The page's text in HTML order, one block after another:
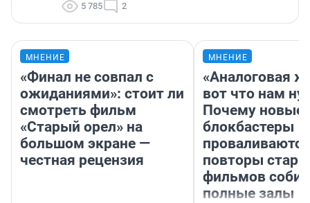
5 785 2
МНЕНИЕ
«Финал не совпал с
ожиданиями»: стоит ли
смотреть фильм
«Старый орел» на
большом экране —
честная рецензия
МНЕНИЕ
«Аналоговая
вот что нам
Почему новые
блокбастеры
повторы
фильмов
полные залы